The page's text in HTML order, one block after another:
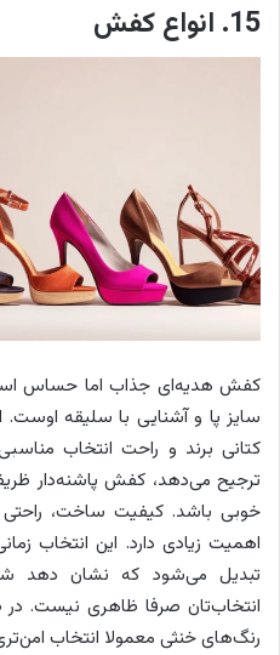
15. انواع کفش
کفش هدیه‌ای جذاب اما حساس
سایز پا و آشنایی با سلیقه
کتانی برند و راحت انتخاب
ترجیح می‌دهد، کفش پاشنه‌دار
خوبی باشد. کیفیت ساخت، راحتی
اهمیت زیادی دارد. این انتخاب
تبدیل می‌شود که نشان دهد
انتخاب‌تان صرفا ظاهری نیست.
رنگ‌های خنثی معمولا انتخاب